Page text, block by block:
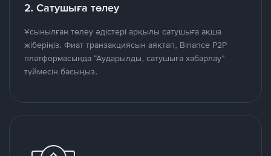
2. Сатушыға төлеу
Ұсынылған төлеу әдістері арқылы сатушыға ақша
жіберіңіз. Фиат транзакциясын аяқтап, Binance P2P
платформасында “Аударылды, сатушыға хабарлау”
түймесін басыңыз.